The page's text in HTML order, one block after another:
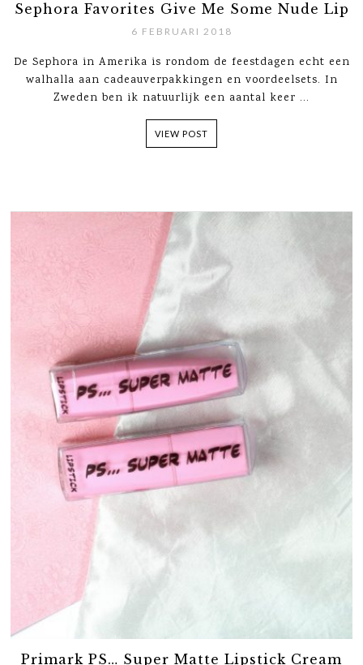
Sephora Favorites Give Me Some Nude Lip
6 FEBRUARI 2018
De Sephora in Amerika is rondom de feestdagen echt een
walhalla aan cadeauverpakkingen en voordeelsets. In
Zweden ben ik natuurlijk een aantal keer ...
VIEW POST
Primark PS… Super Matte Lipstick Cream